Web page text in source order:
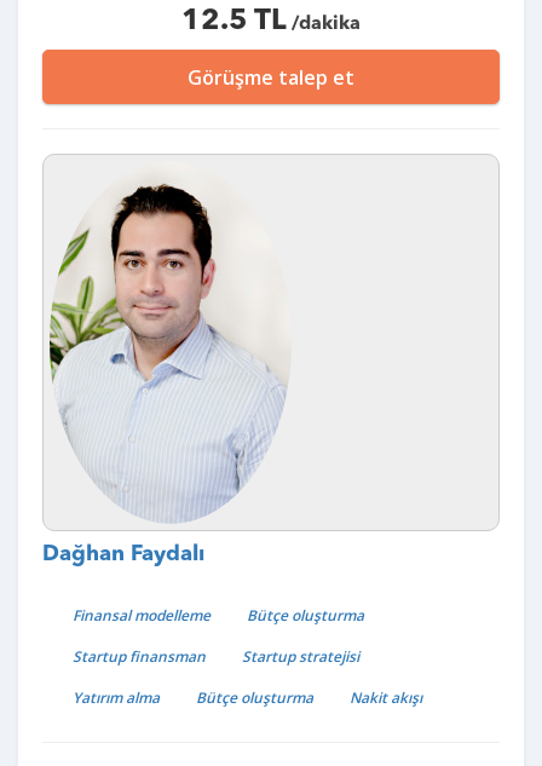
12.5 TL /dakika
Görüşme talep et
Dağhan Faydalı
Finansal modelleme
Bütçe oluşturma
Startup finansman
Startup stratejisi
Yatırım alma
Bütçe oluşturma Nakit akışı